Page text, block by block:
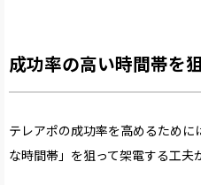
成功率の高い時間帯を
テレアポの成功率を高めるため
な時間帯」を狙って架電する工夫